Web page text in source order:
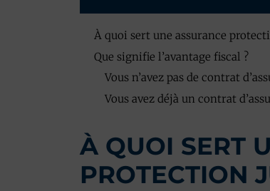
À quoi sert une assurance
Que signifie l’avantage fiscal ?
Vous n’avez pas de contrat
Vous avez déjà un contrat
À QUOI SERT
PROTECTION